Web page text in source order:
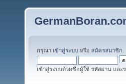
กรุณา เข้าสู่ระบบ หรือ สมัครสมาชิก
เข้าสู่ระบบด้วยชื่อผู้ใช้ รหัสผ่าน และ